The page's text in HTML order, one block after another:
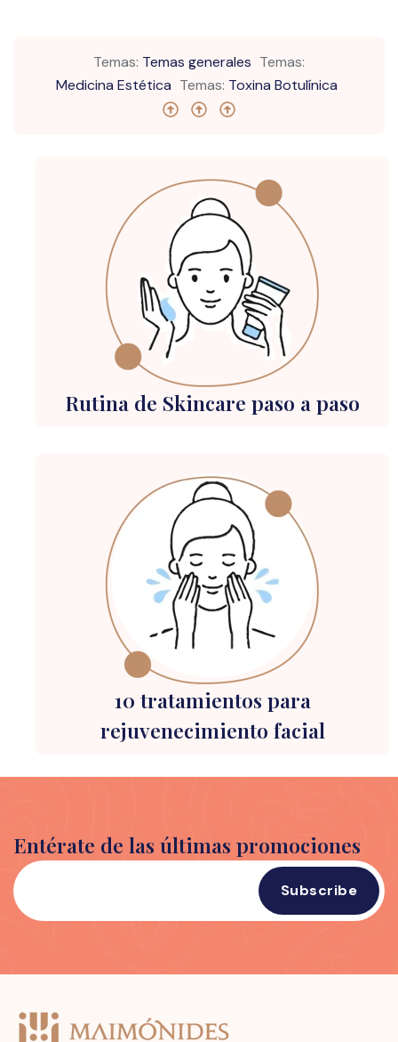
Temas: Temas generales Temas:
Medicina Estética Temas: Toxina Botulínica
Rutina de Skincare paso a paso
10 tratamientos para
rejuvenecimiento facial
Entérate de las últimas promociones